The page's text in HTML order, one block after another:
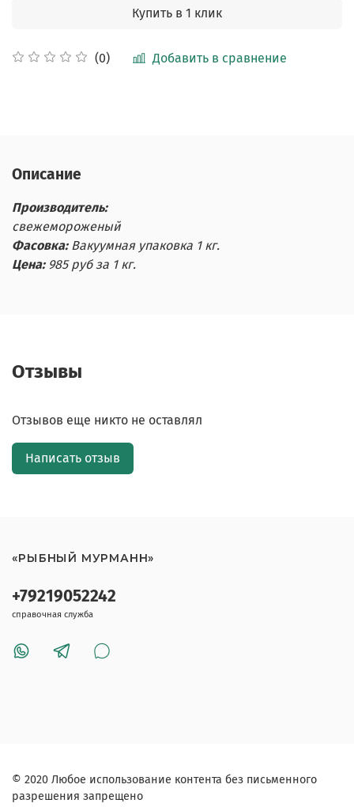
(0) Добавить в сравнение
Купить в 1 клик
Описание
Производитель:
свежемороженый
Фасовка:Вакуумная упаковка 1 кг.
Цена:985 руб за 1 кг.
Отзывы
Отзывов еще никто не оставлял
Написать отзыв
+79219052242
справочная служба
«РЫБНЫЙ МУРМАНН»
© 2020 Любое использование контента без письменного
разрешения запрещено